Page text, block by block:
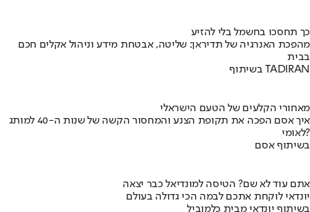
כך תחסכו בחשמל בלי להזיע
מהפכת האנרגיה של תדיראן: שליטה, אבטחת מידע וניהול אקלים חכם
בבית
בשיתוף TADIRAN
מאחורי הקלעים של הטעם הישראלי
איך אסם הפכה את תקופת הצנע והמחסור הקשה של שנות ה-40 למותג
לאומי?
בשיתוף אסם
אתם עוד לא שם? הטיסה למונדיאל כבר יצאה
יונדאי לוקחת אתכם לבמה הכי גדולה בעולם
בשיתוף יונדאי מבית כלמוביל